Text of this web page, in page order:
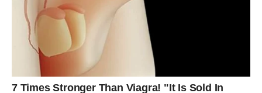
Pred vama je veoma ugodan dan.
VAGA
Vagama četvrtak donosi mnogo razloga za sreću. Moguća